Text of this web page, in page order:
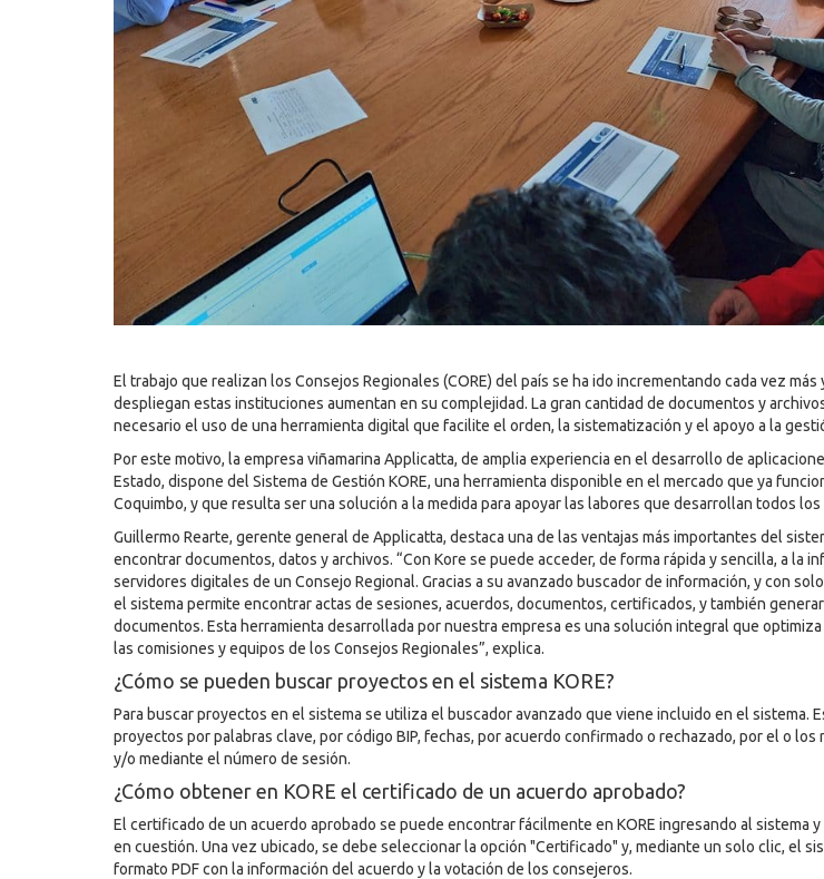
El trabajo que realizan los Consejos Regionales (CORE) del país se ha ido incrementando cada vez
despliegan estas instituciones aumentan en su complejidad. La gran cantidad de documentos y
necesario el uso de una herramienta digital que facilite el orden, la sistematización y el apoyo a la
Por este motivo, la empresa viñamarina Applicatta, de amplia experiencia en el desarrollo de
Estado, dispone del Sistema de Gestión KORE, una herramienta disponible en el mercado que ya
Coquimbo, y que resulta ser una solución a la medida para apoyar las labores que desarrollan todos
Guillermo Rearte, gerente general de Applicatta, destaca una de las ventajas más importantes del
encontrar documentos, datos y archivos. “Con Kore se puede acceder, de forma rápida y sencilla, a la
servidores digitales de un Consejo Regional. Gracias a su avanzado buscador de información, y con
el sistema permite encontrar actas de sesiones, acuerdos, documentos, certificados, y también
documentos. Esta herramienta desarrollada por nuestra empresa es una solución integral que
las comisiones y equipos de los Consejos Regionales”, explica.
¿Cómo se pueden buscar proyectos en el sistema KORE?
Para buscar proyectos en el sistema se utiliza el buscador avanzado que viene incluido en el sistema.
proyectos por palabras clave, por código BIP, fechas, por acuerdo confirmado o rechazado, por el o los
y/o mediante el número de sesión.
¿Cómo obtener en KORE el certificado de un acuerdo aprobado?
El certificado de un acuerdo aprobado se puede encontrar fácilmente en KORE ingresando al sistema
en cuestión. Una vez ubicado, se debe seleccionar la opción "Certificado" y, mediante un solo clic, el
formato PDF con la información del acuerdo y la votación de los consejeros.